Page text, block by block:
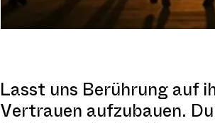
Lasst uns Berührung auf
Vertrauen aufzubauen.